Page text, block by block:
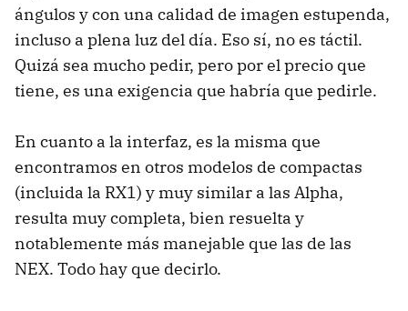
ángulos y con una calidad de imagen estupenda,
incluso a plena luz del día. Eso sí, no es táctil.
Quizá sea mucho pedir, pero por el precio que
tiene, es una exigencia que habría que pedirle.
En cuanto a la interfaz, es la misma que
encontramos en otros modelos de compactas
(incluida la RX1) y muy similar a las Alpha,
resulta muy completa, bien resuelta y
notablemente más manejable que las de las
NEX. Todo hay que decirlo.